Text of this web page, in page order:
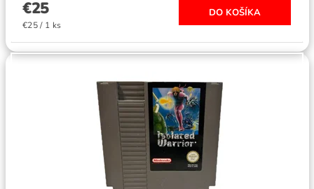
€25
€25 / 1 ks